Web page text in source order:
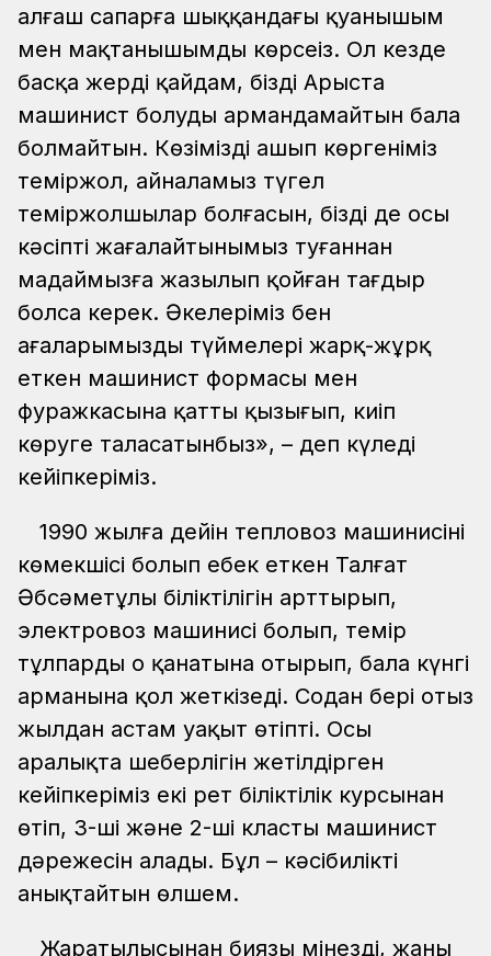
алғаш сапарға шыққандағы қуанышым
мен мақтанышымды көрсеңіз. Ол кезде
басқа жерді қайдам, біздің Арыста
машинист болуды армандамайтын бала
болмайтын. Көзімізді ашып көргеніміз
теміржол, айналамыз түгел
теміржолшылар болғасын, біздің де осы
кәсіпті жағалайтынымыз туғаннан
маңдаймызға жазылып қойған тағдыр
болса керек. Әкелеріміз бен
ағаларымыздың түймелері жарқ-жұрқ
еткен машинист формасы мен
фуражкасына қатты қызығып, киіп
көруге таласатынбыз», – деп күледі
кейіпкеріміз.
1990 жылға дейін тепловоз машинисінің
көмекшісі болып еңбек еткен Талғат
Әбсәметұлы біліктілігін арттырып,
электровоз машинисі болып, темір
тұлпардың оң қанатына отырып, бала күнгі
арманына қол жеткізеді. Содан бері отыз
жылдан астам уақыт өтіпті. Осы
аралықта шеберлігін жетілдірген
кейіпкеріміз екі рет біліктілік курсынан
өтіп, 3-ші және 2-ші класты машинист
дәрежесін алады. Бұл – кәсібилікті
анықтайтын өлшем.
Жаратылысынан биязы мінезді, жаны